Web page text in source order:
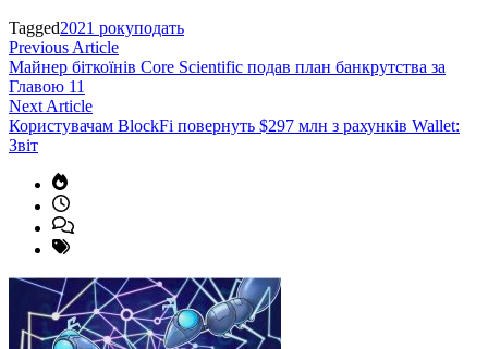
Tagged2021 рокуподать
Навігація
записів
Previous ArticlePrevious
article:
Майнер біткоїнів Core Scientific подав план банкрутства за
Главою 11
Next ArticleNext
article:
Користувачам BlockFi повернуть $297 млн з рахунків Wallet:
Звіт